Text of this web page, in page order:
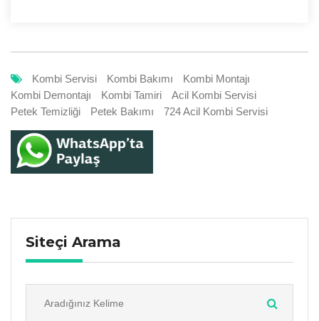
Kombi Servisi Kombi Bakımı
Kombi Montajı
Kombi Demontajı
Kombi Tamiri
Acil Kombi Servisi
Petek Temizliği
Petek Bakımı 724 Acil Kombi Servisi
Siteçi Arama